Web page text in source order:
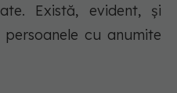
Există, evident, și
cu anumite